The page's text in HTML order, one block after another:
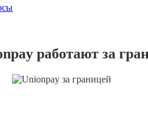
работают за